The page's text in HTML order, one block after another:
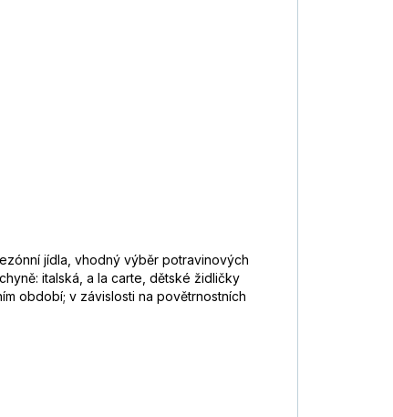
jídla, vhodný výběr potravinových
italská, a la carte, dětské židličky
období; v závislosti na povětrnostních